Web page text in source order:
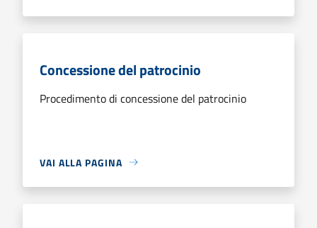
Concessione del patrocinio
Procedimento di concessione del patrocinio
VAI ALLA PAGINA